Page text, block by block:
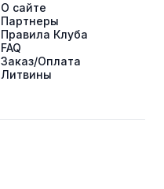
О сайте
Партнеры
Правила Клуба
FAQ
Заказ/Оплата
Литвины